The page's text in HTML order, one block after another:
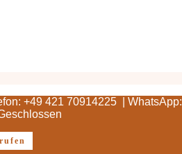
+49 421 70914225 | WhatsApp: